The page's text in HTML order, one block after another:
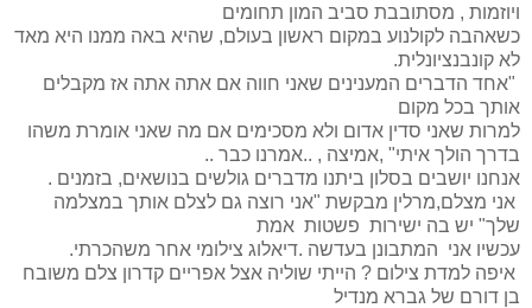
ויוזמות , מסתובבת סביב המון תחומים
כשאהבה לקולנוע במקום ראשון בעולם, שהיא באה ממנו היא מאד
לא קונבנציונלית.
"אחד הדברים המענינים שאני חווה אם אתה אתה אז מקבלים
אותך בכל מקום
למרות שאני סדין אדום ולא מסכימים אם מה שאני אומרת משהו
בדרך הולך איתי" ,אמיצה , ..אמרנו כבר ..
אנחנו יושבים בסלון ביתנו מדברים גולשים בנושאים, בזמנים .
אני מצלם,מרלין מבקשת "אני רוצה גם לצלם אותך במצלמה
שלך" יש בה ישירות פשטות אמת
עכשיו אני המתבונן בעדשה .דיאלוג צילומי אחר משהכרתי.
איפה למדת צילום ? הייתי שוליה אצל אפריים קדרון צלם משובח
בן דורם של גברא מנדיל